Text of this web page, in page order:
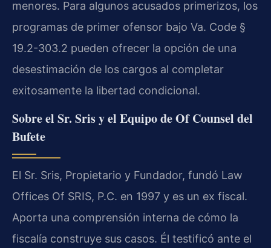
menores. Para algunos acusados primerizos, los
programas de primer ofensor bajo Va. Code §
19.2-303.2 pueden ofrecer la opción de una
desestimación de los cargos al completar
exitosamente la libertad condicional.
Sobre el Sr. Sris y el Equipo de Of Counsel del
Bufete
El Sr. Sris, Propietario y Fundador, fundó Law
Offices Of SRIS, P.C. en 1997 y es un ex fiscal.
Aporta una comprensión interna de cómo la
fiscalía construye sus casos. Él testificó ante el